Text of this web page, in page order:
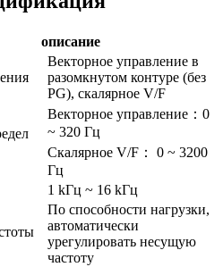
описание
Векторное управление в
разомкнутом контуре (без
PG), скалярное V/F
Векторное управление：0
~ 320 Гц
Скалярное V/F： 0 ~ 3200
Гц
1 kГц ~ 16 kГц
По способности нагрузки,
автоматически
урегулировать несущую
частоту